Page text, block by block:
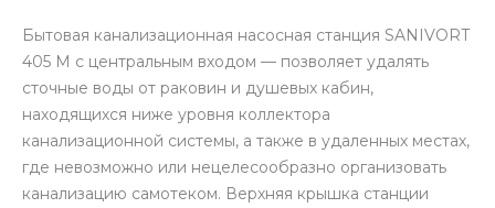
Бытовая канализационная насосная станция SANIVORT
405 M с центральным входом — позволяет удалять
сточные воды от раковин и душевых кабин,
находящихся ниже уровня коллектора
канализационной системы, а также в удаленных местах,
где невозможно или нецелесообразно организовать
канализацию самотеком. Верхняя крышка станции